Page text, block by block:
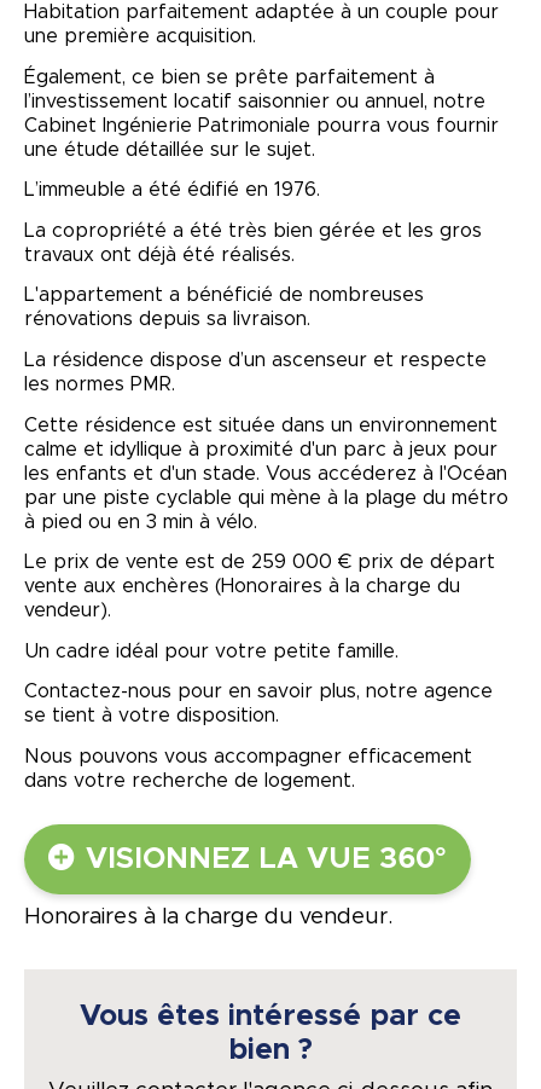
Habitation parfaitement adaptée à un couple pour
une première acquisition.
Également, ce bien se prête parfaitement à
l’investissement locatif saisonnier ou annuel, notre
Cabinet Ingénierie Patrimoniale pourra vous fournir
une étude détaillée sur le sujet.
L’immeuble a été édifié en 1976.
La copropriété a été très bien gérée et les gros
travaux ont déjà été réalisés.
L'appartement a bénéficié de nombreuses
rénovations depuis sa livraison.
La résidence dispose d’un ascenseur et respecte
les normes PMR.
Cette résidence est située dans un environnement
calme et idyllique à proximité d'un parc à jeux pour
les enfants et d'un stade. Vous accéderez à l'Océan
par une piste cyclable qui mène à la plage du métro
à pied ou en 3 min à vélo.
Le prix de vente est de 259 000 € prix de départ
vente aux enchères (Honoraires à la charge du
vendeur).
Un cadre idéal pour votre petite famille.
Contactez-nous pour en savoir plus, notre agence
se tient à votre disposition.
Nous pouvons vous accompagner efficacement
dans votre recherche de logement.
VISIONNEZ LA VUE 360°
Honoraires à la charge du vendeur.
Vous êtes intéressé par ce
bien ?